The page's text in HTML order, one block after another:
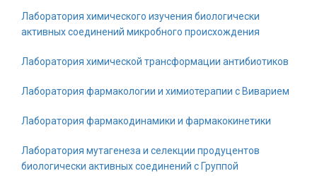
Лаборатория химического изучения биологически
активных соединений микробного происхождения
Лаборатория химической трансформации антибиотиков
Лаборатория фармакологии и химиотерапии с Виварием
Лаборатория фармакодинамики и фармакокинетики
Лаборатория мутагенеза и селекции продуцентов
биологически активных соединений с Группой